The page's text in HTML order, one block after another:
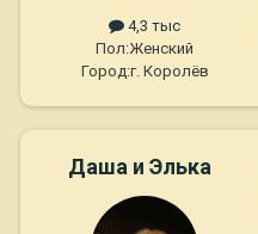
4,3 тыс
Пол:Женский
Город:г. Королёв
Даша и Элька